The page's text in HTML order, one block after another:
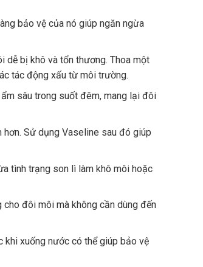
bảo vệ của nó giúp ngăn ngừa
dễ bị khô và tổn thương. Thoa một
tác động xấu từ môi trường.
sâu trong suốt đêm, mang lại đôi
Sử dụng Vaseline sau đó giúp
tình trạng son lì làm khô môi hoặc
đôi môi mà không cần dùng đến
xuống nước có thể giúp bảo vệ